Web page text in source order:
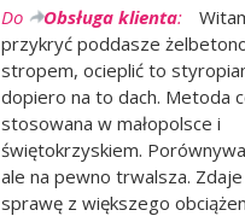
Do Obsługa klienta:
przykryć poddasze
stropem, ocieplić to
dopiero na to dach. Metoda
stosowana w małopolsce i
świętokrzyskiem.
ale na pewno trwalsza.
sprawę z większego